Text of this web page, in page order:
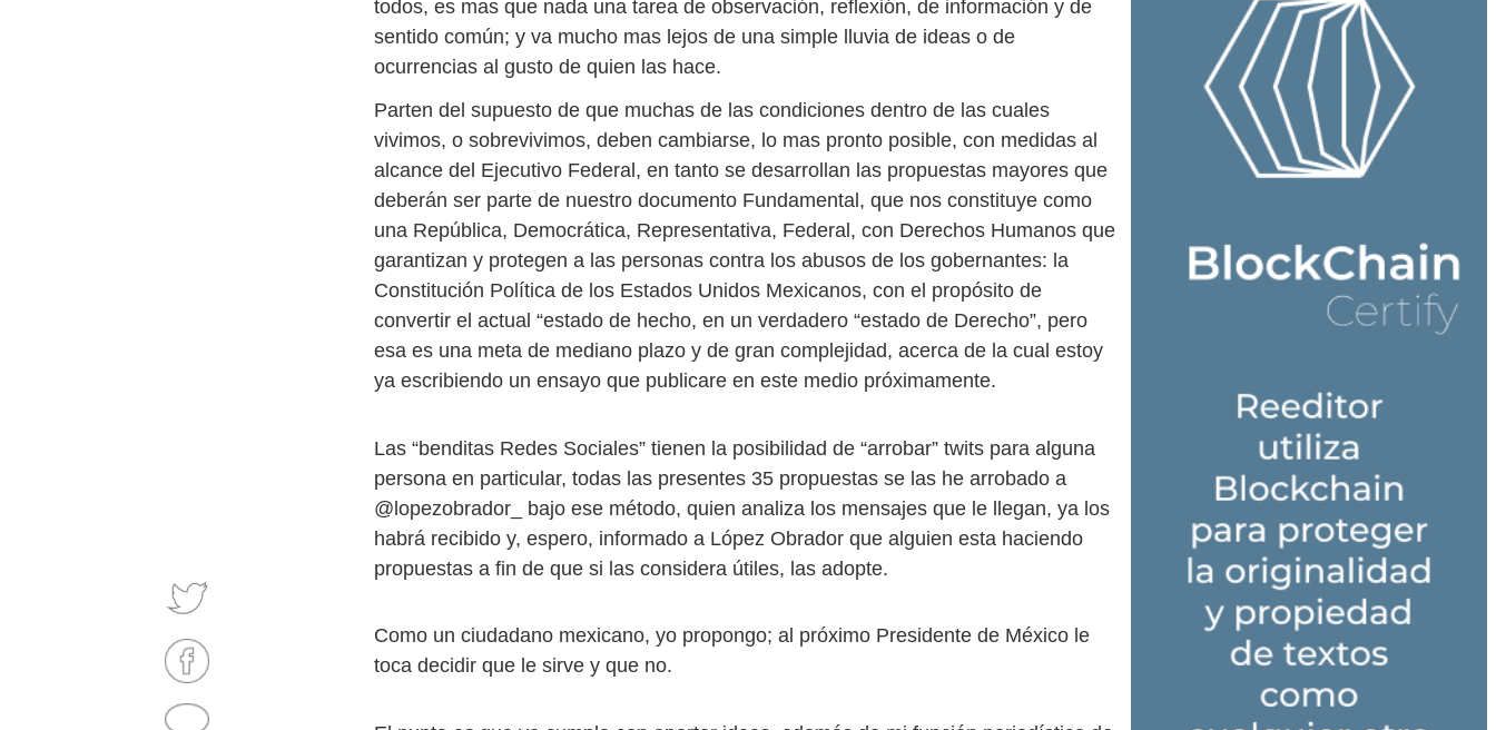
todos, es mas que nada una tarea de observación, reflexión, de información y de
sentido común; y va mucho mas lejos de una simple lluvia de ideas o de
ocurrencias al gusto de quien las hace.
Parten del supuesto de que muchas de las condiciones dentro de las cuales
vivimos, o sobrevivimos, deben cambiarse, lo mas pronto posible, con medidas al
alcance del Ejecutivo Federal, en tanto se desarrollan las propuestas mayores que
deberán ser parte de nuestro documento Fundamental, que nos constituye como
una República, Democrática, Representativa, Federal, con Derechos Humanos que
garantizan y protegen a las personas contra los abusos de los gobernantes: la
Constitución Política de los Estados Unidos Mexicanos, con el propósito de
convertir el actual “estado de hecho, en un verdadero “estado de Derecho”, pero
esa es una meta de mediano plazo y de gran complejidad, acerca de la cual estoy
ya escribiendo un ensayo que publicare en este medio próximamente.
Las “benditas Redes Sociales” tienen la posibilidad de “arrobar” twits para alguna
persona en particular, todas las presentes 35 propuestas se las he arrobado a
@lopezobrador_ bajo ese método, quien analiza los mensajes que le llegan, ya los
habrá recibido y, espero, informado a López Obrador que alguien esta haciendo
propuestas a fin de que si las considera útiles, las adopte.
Como un ciudadano mexicano, yo propongo; al próximo Presidente de México le
toca decidir que le sirve y que no.